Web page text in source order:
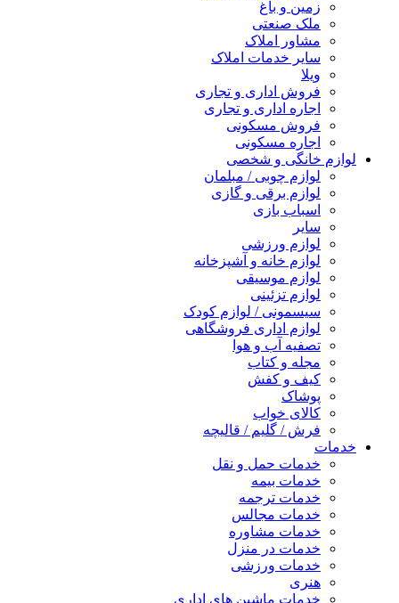
زمین و باغ
ملک صنعتی
مشاور املاک
سایر خدمات املاک
ویلا
فروش اداری و تجاری
اجاره اداری و تجاری
فروش مسکونی
اجاره مسکونی
لوازم خانگی و شخصی
لوازم چوبی / مبلمان
لوازم برقی و گازی
اسباب بازی
سایر
لوازم ورزشی
لوازم خانه و آشپزخانه
لوازم موسیقی
لوازم تزئینی
سیسمونی / لوازم کودک
لوازم اداری فروشگاهی
تصفیه آب و هوا
مجله و کتاب
کیف و کفش
پوشاک
کالای خواب
فرش / گلیم / قالیچه
خدمات
خدمات حمل و نقل
خدمات بیمه
خدمات ترجمه
خدمات مجالس
خدمات مشاوره
خدمات در منزل
خدمات ورزشی
هنری
خدمات ماشین های اداری